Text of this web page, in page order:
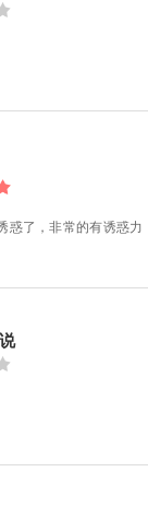
惑了，非常的有诱惑力